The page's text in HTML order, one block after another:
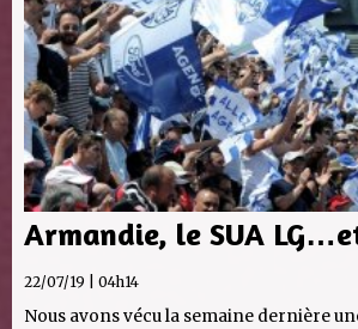
Armandie, le SUA
22/07/19 | 04h14
Nous avons vécu la semaine dernière